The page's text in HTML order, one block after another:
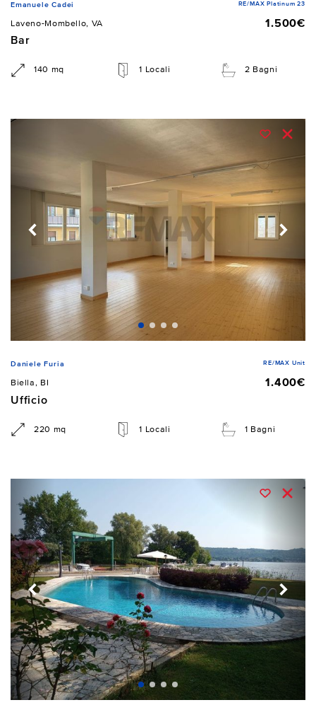
Emanuele Cadei RE/MAX Platinum 23
Laveno-Mombello, VA
1.500€
Bar
140 mq 1 Locali 2 Bagni
Daniele Furia RE/MAX Unit
Biella, BI
1.400€
Ufficio
220 mq 1 Locali 1 Bagni